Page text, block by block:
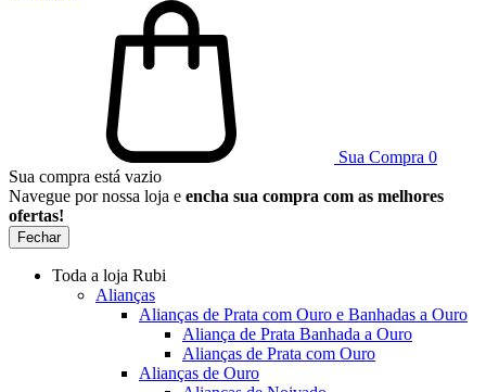
Sua Compra 0
Sua compra está vazio
Navegue por nossa loja e encha sua compra com as melhores
ofertas!
Fechar
Toda a loja Rubi
Alianças
Alianças de Prata com Ouro e Banhadas a Ouro
Aliança de Prata Banhada a Ouro
Alianças de Prata com Ouro
Alianças de Ouro